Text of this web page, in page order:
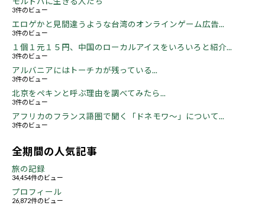
3件のビュー
エロゲかと見間違うような台湾のオンラインゲーム広告...
3件のビュー
１個１元１５円、中国のローカルアイスをいろいろと紹介...
3件のビュー
アルバニアにはトーチカが残っている...
3件のビュー
北京をペキンと呼ぶ理由を調べてみたら...
3件のビュー
アフリカのフランス語圏で聞く「ドネモワ～」について...
3件のビュー
全期間の人気記事
旅の記録
34,454件のビュー
プロフィール
26,872件のビュー